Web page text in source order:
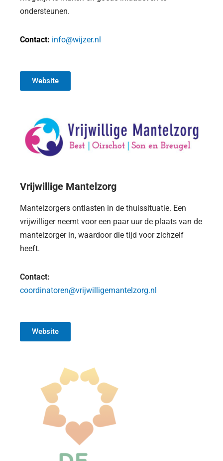
ondersteunen.
Contact: info@wijzer.nl
Website
Vrijwillige Mantelzorg
Mantelzorgers ontlasten in de thuissituatie. Een
vrijwilliger neemt voor een paar uur de plaats van de
mantelzorger in, waardoor die tijd voor zichzelf
heeft.
Contact:
coordinatoren@vrijwilligemantelzorg.nl
Website